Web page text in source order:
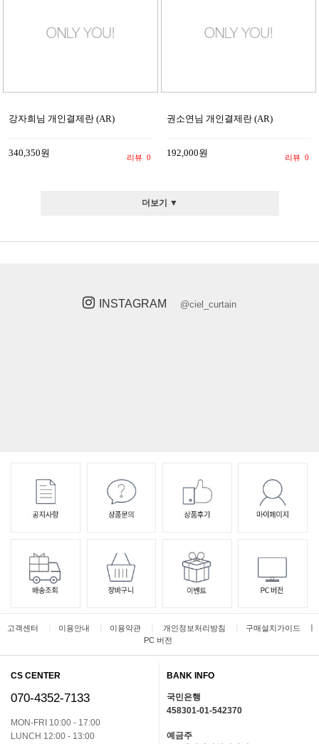
강자희님 개인결제란 (AR)
340,350원 리뷰 0
권소연님 개인결제란 (AR)
192,000원 리뷰 0
더보기 ▼
INSTAGRAM @ciel_curtain
고객센터 이용안내 이용약관 개인정보처리방침 구매설치가이드
PC 버전
CS CENTER
070-4352-7133
MON-FRI 10:00 - 17:00
LUNCH 12:00 - 13:00
BANK INFO
국민은행
458301-01-542370
예금주